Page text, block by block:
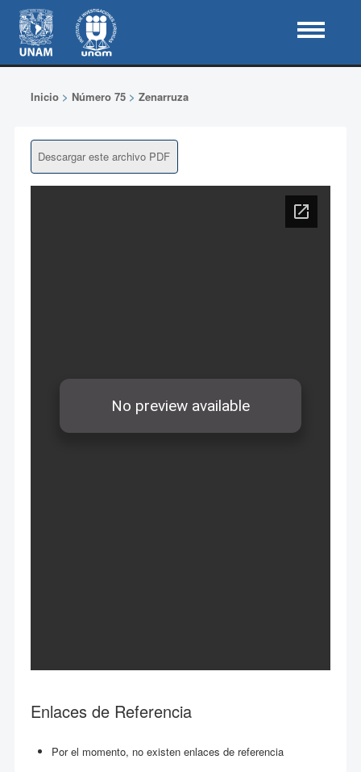
Inicio> Número 75> Zenarruza
Descargar este archivo PDF
Enlaces de Referencia
Por el momento, no existen enlaces de referencia